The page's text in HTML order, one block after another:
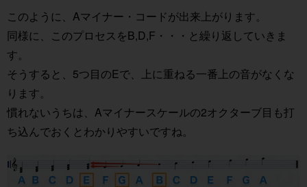
このように、Aマイナー・コードが出来上がります。
同様に、このプロセスをB,D,F・・・と繰り返していきま
す。
そうすると、5つ目のEで、上に重ねる一番上の音がなくな
ります。
慣れないうちは、Aマイナースケールの2オクターブ目も打
ち込んでおくとわかりやすいですね。